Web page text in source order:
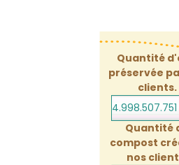
Quantité
préservée
clients.
4.998.507.793
Quantité
compost
nos